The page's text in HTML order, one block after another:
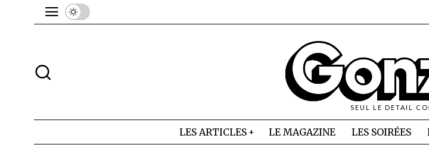
SEUL LE DETAIL
LES ARTICLES LE MAGAZINE LES SOIRÉES